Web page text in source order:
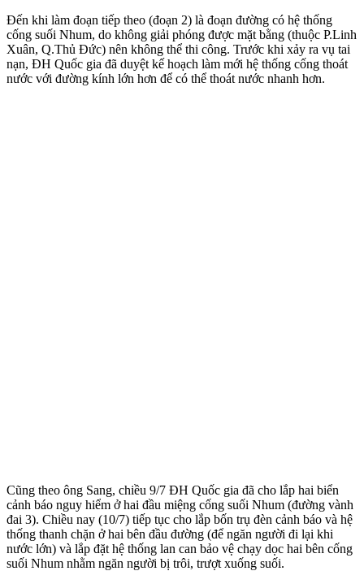
Đến khi làm đoạn tiếp theo (đoạn 2) là đoạn đường có hệ thống
cống suối Nhum, do không giải phóng được mặt bằng (thuộc P.Linh
Xuân, Q.Thủ Đức) nên không thể thi công. Trước khi xảy ra vụ tai
nạn, ĐH Quốc gia đã duyệt kế hoạch làm mới hệ thống cống thoát
nước với đường kính lớn hơn để có thể thoát nước nhanh hơn.
Cũng theo ông Sang, chiều 9/7 ĐH Quốc gia đã cho lắp hai biển
cảnh báo nguy hiểm ở hai đầu miệng cống suối Nhum (đường vành
đai 3). Chiều nay (10/7) tiếp tục cho lắp bốn trụ đèn cảnh báo và hệ
thống thanh chặn ở hai bên đầu đường (để ngăn người đi lại khi
nước lớn) và lắp đặt hệ thống lan can bảo vệ chạy dọc hai bên cống
suối Nhum nhằm ngăn người bị trôi, trượt xuống suối.